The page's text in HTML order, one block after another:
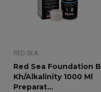
RED SEA
Red Sea Foundation B
Kh/Alkalinity 1000 Ml
Preparat...